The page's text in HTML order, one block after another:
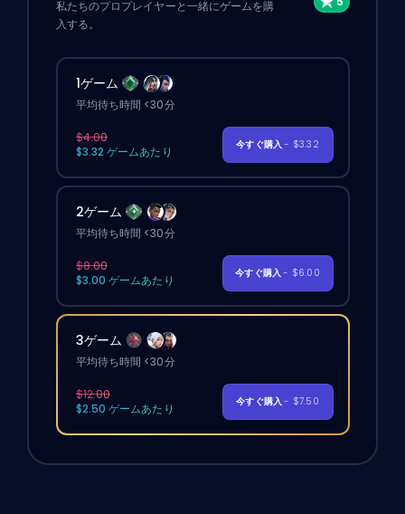
私たちのプロプレイヤーと一緒にゲームを購
入する。
1ゲーム
平均待ち時間 <30分
$4.00
$3.32 ゲームあたり
今すぐ購入- $3.32
2ゲーム
平均待ち時間 <30分
$8.00
$3.00 ゲームあたり
今すぐ購入- $6.00
3ゲーム
平均待ち時間 <30分
$12.00
$2.50 ゲームあたり
今すぐ購入- $7.50